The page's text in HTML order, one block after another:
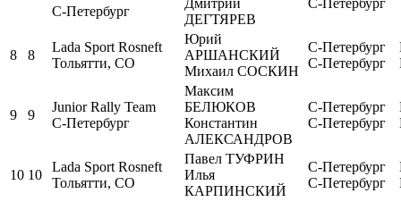
С-Петербург
Дмитрий
ДЕГТЯРЕВ
С-Петербург
8 8
Lada Sport Rosneft
Тольятти, СО
Юрий
АРШАНСКИЙ
Михаил СОСКИН
С-Петербург
С-Петербург
9 9
Junior Rally Team
С-Петербург
Максим
БЕЛЮКОВ
Константин
АЛЕКСАНДРОВ
С-Петербург
С-Петербург
10 10
Lada Sport Rosneft
Тольятти, СО
Павел ТУФРИН
Илья
КАРПИНСКИЙ
С-Петербург
С-Петербург